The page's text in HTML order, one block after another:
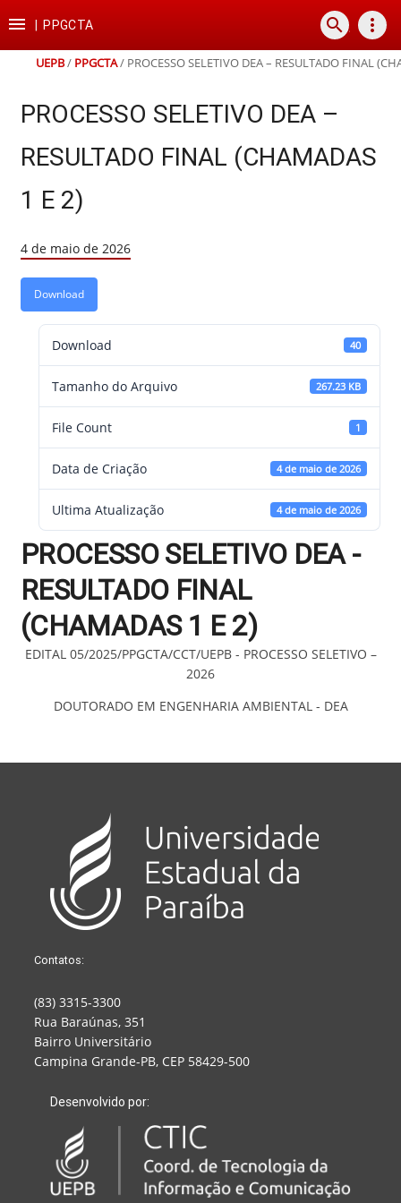
para
conteúdo
para
para
para
rodapé
 PPGCTA search more_vert
UEPB/ PPGCTA/ PROCESSO SELETIVO DEA – RESULTADO FINAL
PROCESSO SELETIVO DEA –
RESULTADO FINAL (CHAMADAS
1 E 2)
4 de maio de 2026
Download
Download 40
Tamanho do Arquivo 267.23 KB
File Count 1
Data de Criação 4 de maio de 2026
Ultima Atualização 4 de maio de 2026
PROCESSO SELETIVO DEA -
RESULTADO FINAL
(CHAMADAS 1 E 2)
EDITAL 05/2025/PPGCTA/CCT/UEPB - PROCESSO SELETIVO –
2026
DOUTORADO EM ENGENHARIA AMBIENTAL - DEA
Contatos:
(83) 3315-3300
Rua Baraúnas, 351
Bairro Universitário
Campina Grande-PB, CEP 58429-500
Desenvolvido por: